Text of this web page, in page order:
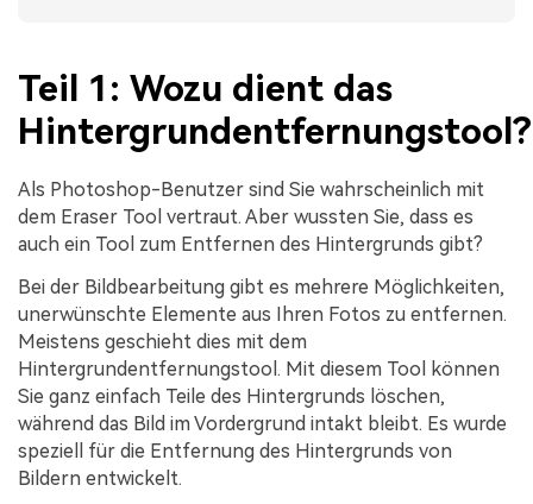
Teil 1: Wozu dient das
Hintergrundentfernungstool?
Als Photoshop-Benutzer sind Sie wahrscheinlich mit
dem Eraser Tool vertraut. Aber wussten Sie, dass es
auch ein Tool zum Entfernen des Hintergrunds gibt?
Bei der Bildbearbeitung gibt es mehrere Möglichkeiten,
unerwünschte Elemente aus Ihren Fotos zu entfernen.
Meistens geschieht dies mit dem
Hintergrundentfernungstool. Mit diesem Tool können
Sie ganz einfach Teile des Hintergrunds löschen,
während das Bild im Vordergrund intakt bleibt. Es wurde
speziell für die Entfernung des Hintergrunds von
Bildern entwickelt.